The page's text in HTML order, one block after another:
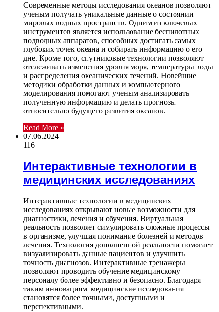
Современные методы исследования океанов позволяют
ученым получать уникальные данные о состоянии
мировых водных пространств. Одним из ключевых
инструментов является использование беспилотных
подводных аппаратов, способных достигать самых
глубоких точек океана и собирать информацию о его
дне. Кроме того, спутниковые технологии позволяют
отслеживать изменения уровня моря, температуры воды
и распределения океанических течений. Новейшие
методики обработки данных и компьютерного
моделирования помогают ученым анализировать
полученную информацию и делать прогнозы
относительно будущего развития океанов.
Read More »
07.06.2024
116
Интерактивные технологии в
медицинских исследованиях
Интерактивные технологии в медицинских
исследованиях открывают новые возможности для
диагностики, лечения и обучения. Виртуальная
реальность позволяет симулировать сложные процессы
в организме, улучшая понимание болезней и методов
лечения. Технология дополненной реальности помогает
визуализировать данные пациентов и улучшить
точность диагнозов. Интерактивные тренажеры
позволяют проводить обучение медицинскому
персоналу более эффективно и безопасно. Благодаря
таким инновациям, медицинские исследования
становятся более точными, доступными и
перспективными.